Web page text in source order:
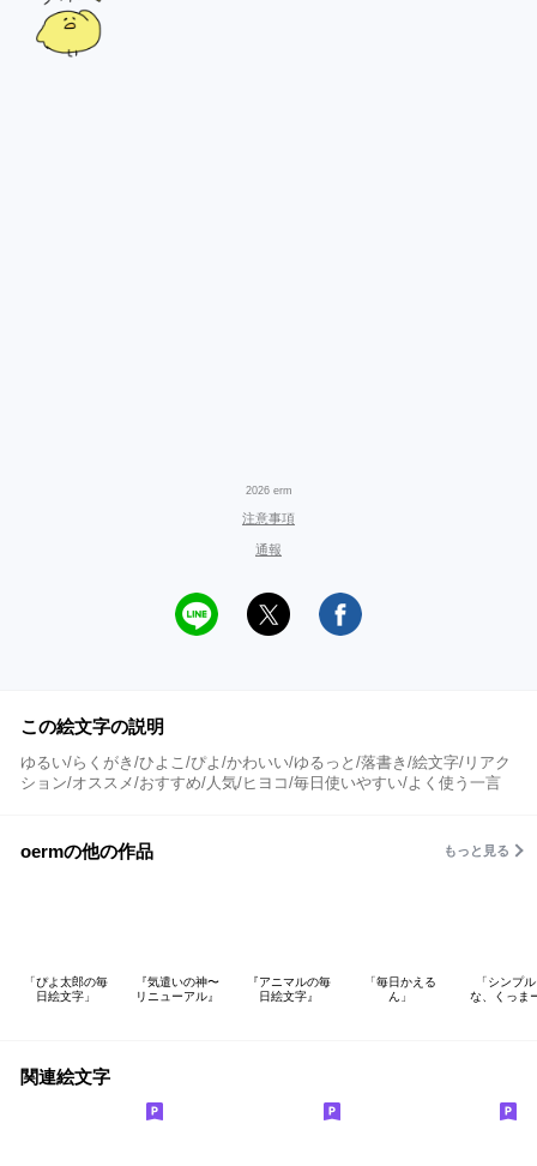
2026 erm
注意事項
通報
この絵文字の説明
ゆるい/らくがき/ひよこ/ぴよ/かわいい/ゆるっと/落書き/絵文字/リアク
ション/オススメ/おすすめ/人気/ヒヨコ/毎日使いやすい/よく使う一言
oermの他の作品 もっと見る
「ぴよ太郎の毎
日絵文字」
『気遣いの神〜
リニューアル』
『アニマルの毎
日絵文字』
「毎日かえる
ん」
「シンプ
な、くっま
関連絵文字